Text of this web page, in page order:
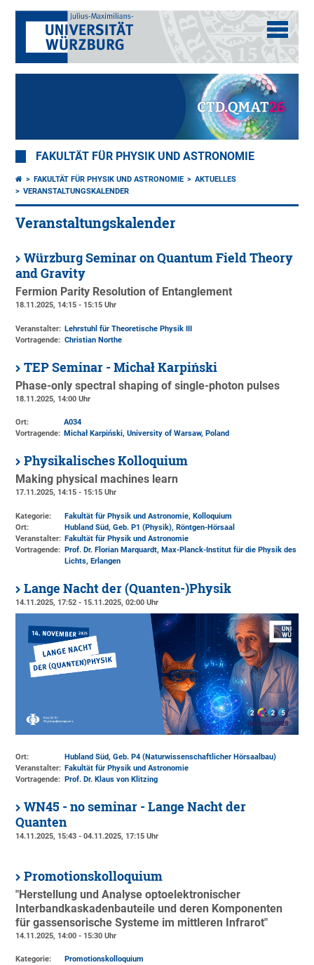
FAKULTÄT FÜR PHYSIK UND ASTRONOMIE
FAKULTÄT FÜR PHYSIK UND ASTRONOMIE
AKTUELLES
VERANSTALTUNGSKALENDER
Veranstaltungskalender
Würzburg Seminar on Quantum Field Theory
and Gravity
Fermion Parity Resolution of Entanglement
18.11.2025, 14:15 - 15:15 Uhr
Veranstalter: Lehrstuhl für Theoretische Physik III
Vortragende: Christian Northe
TEP Seminar - Michał Karpiński
Phase-only spectral shaping of single-photon pulses
18.11.2025, 14:00 Uhr
Ort:
A034
Vortragende: Michał Karpiński, University of Warsaw, Poland
Physikalisches Kolloquium
Making physical machines learn
17.11.2025, 14:15 - 15:15 Uhr
Kategorie:
Fakultät für Physik und Astronomie, Kolloquium
Ort:
Hubland Süd, Geb. P1 (Physik), Röntgen-Hörsaal
Veranstalter: Fakultät für Physik und Astronomie
Vortragende: Prof. Dr. Florian Marquardt, Max-Planck-Institut für die Physik des
Lichts, Erlangen
Lange Nacht der (Quanten-)Physik
14.11.2025, 17:52 - 15.11.2025, 02:00 Uhr
Ort:
Hubland Süd, Geb. P4 (Naturwissenschaftlicher Hörsaalbau)
Veranstalter: Fakultät für Physik und Astronomie
Vortragende:
Prof. Dr. Klaus von Klitzing
WN45 - no seminar - Lange Nacht der
Quanten
14.11.2025, 15:43 - 04.11.2025, 17:15 Uhr
Promotionskolloquium
"Herstellung und Analyse optoelektronischer
Interbandkaskadenbauteile und deren Komponenten
für gassensorische Systeme im mittleren Infrarot"
14.11.2025, 14:00 - 15:30 Uhr
Kategorie:
Promotionskolloquium